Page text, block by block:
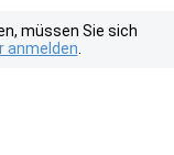
müssen Sie sich
anmelden